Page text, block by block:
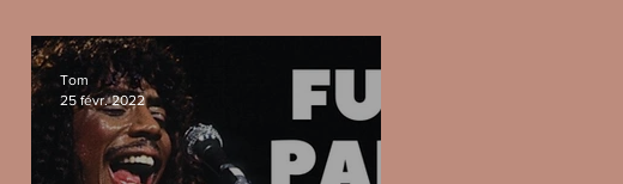
Tom
25 févr. 2022